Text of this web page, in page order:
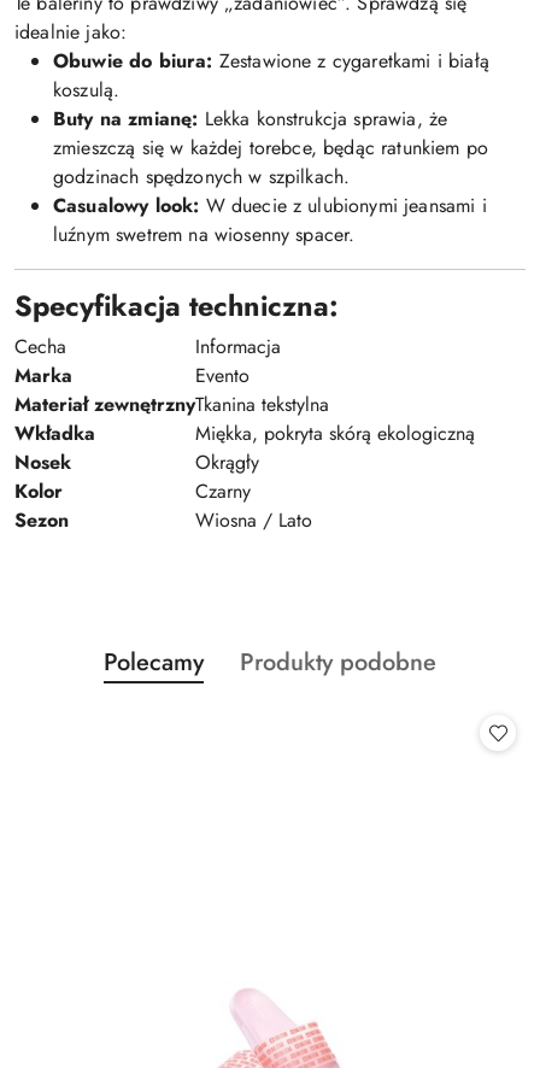
idealnie jako:
Obuwie do biura: Zestawione z cygaretkami i białą
koszulą.
Buty na zmianę: Lekka konstrukcja sprawia, że
zmieszczą się w każdej torebce, będąc ratunkiem po
godzinach spędzonych w szpilkach.
Casualowy look: W duecie z ulubionymi jeansami i
luźnym swetrem na wiosenny spacer.
Specyfikacja techniczna:
Cecha
Informacja
Marka
Evento
Materiał zewnętrznyTkanina tekstylna
Wkładka
Miękka, pokryta skórą ekologiczną
Nosek
Okrągły
Kolor
Czarny
Sezon
Wiosna / Lato
Pomiń karuzelę produktów
Produkty
o
Polecamy
Produkty
Produkty podobne